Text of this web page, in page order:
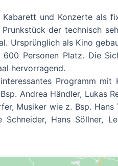
und Konzerte als
der technisch
Ursprünglich als Kino
Personen Platz. Die
hervorragend.
Programm mit
Andrea Händler, Lukas
Musiker wie z. Bsp.
Hans Söllner,